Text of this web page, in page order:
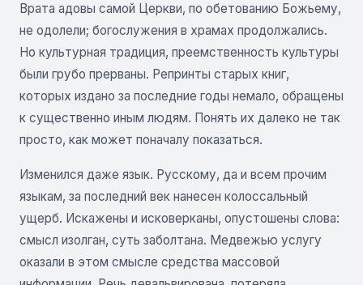
Врата адовы самой Церкви, по обетованию Божьему,
не одолели; богослужения в храмах продолжались.
Но культурная традиция, преемственность культуры
были грубо прерваны. Репринты старых книг,
которых издано за последние годы немало, обращены
к существенно иным людям. Понять их далеко не так
просто, как может поначалу показаться.
Изменился даже язык. Русскому, да и всем прочим
языкам, за последний век нанесен колоссальный
ущерб. Искажены и исковерканы, опустошены слова:
смысл изолган, суть заболтана. Медвежью услугу
оказали в этом смысле средства массовой